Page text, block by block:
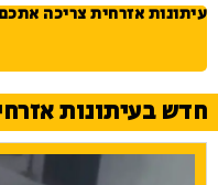
עיתונות אזרחית צריכה
חדש בעיתונות